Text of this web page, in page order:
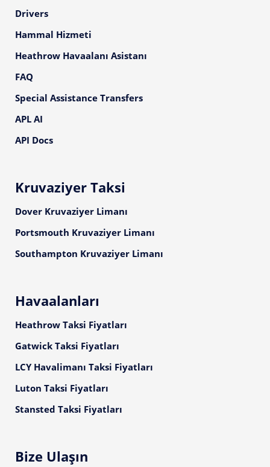
Drivers
Hammal Hizmeti
Heathrow Havaalanı Asistanı
FAQ
Special Assistance Transfers
APL AI
API Docs
Kruvaziyer Taksi
Dover Kruvaziyer Limanı
Portsmouth Kruvaziyer Limanı
Southampton Kruvaziyer Limanı
Havaalanları
Heathrow Taksi Fiyatları
Gatwick Taksi Fiyatları
LCY Havalimanı Taksi Fiyatları
Luton Taksi Fiyatları
Stansted Taksi Fiyatları
Bize Ulaşın